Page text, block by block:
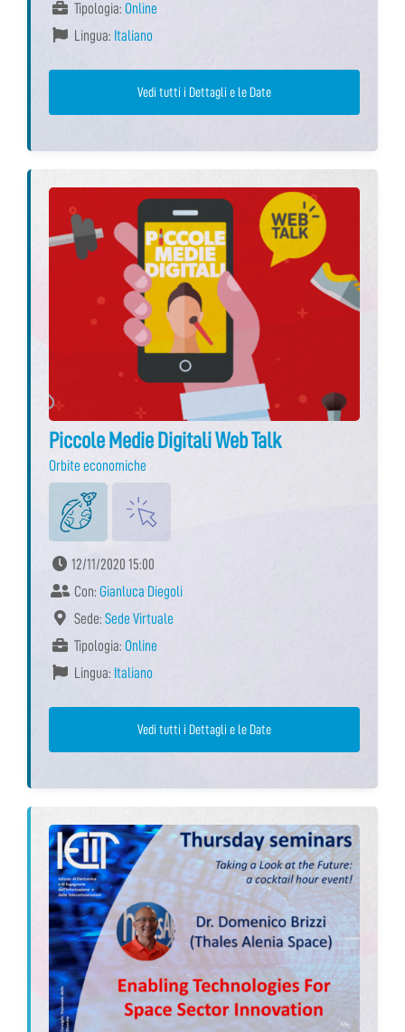
Tipologia: Online
Lingua: Italiano
Vedi tutti i Dettagli e le Date
Piccole Medie Digitali Web Talk
Orbite economiche
12/11/2020 15:00
Con: Gianluca Diegoli
Sede: Sede Virtuale
Tipologia: Online
Lingua: Italiano
Vedi tutti i Dettagli e le Date